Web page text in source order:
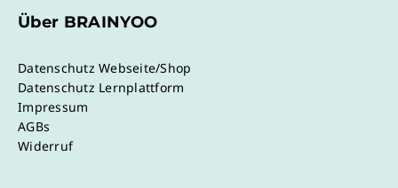
Über BRAINYOO
Datenschutz Webseite/Shop
Datenschutz Lernplattform
Impressum
AGBs
Widerruf